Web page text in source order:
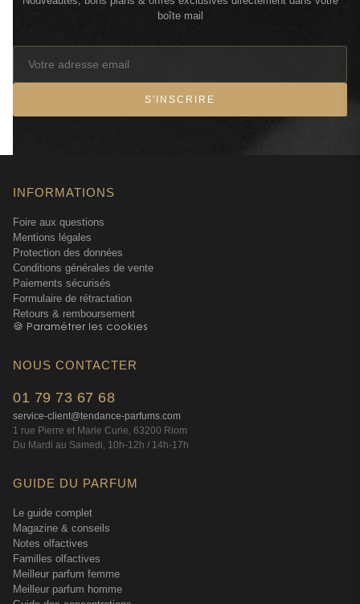
boîte mail
S'INSCRIRE
INFORMATIONS
Foire aux questions
Mentions légales
Protection des données
Conditions générales de vente
Paiements sécurisés
Formulaire de rétractation
Retours & remboursement
🍪 Paramétrer les cookies
NOUS CONTACTER
01 79 73 67 68
service-client@tendance-parfums.com
1 rue Pierre et Marie Curie, 63200 Riom
Du Mardi au Samedi, 10h-12h / 14h-17h
GUIDE DU PARFUM
Le guide complet
Magazine & conseils
Notes olfactives
Familles olfactives
Meilleur parfum femme
Meilleur parfum homme